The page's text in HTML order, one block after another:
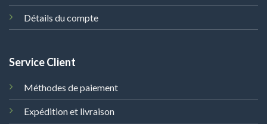
Détails du compte
Service Client
Méthodes de paiement
Expédition et livraison